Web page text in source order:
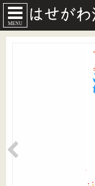
MENU